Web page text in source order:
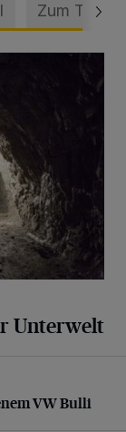
Zum Thema
Unterwelt
VW Bulli
VW Bulli